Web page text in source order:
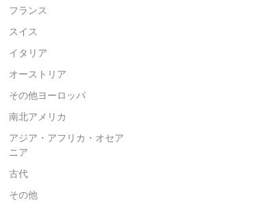
フランス
スイス
イタリア
オーストリア
その他ヨーロッパ
南北アメリカ
アジア・アフリカ・オセア
ニア
古代
その他